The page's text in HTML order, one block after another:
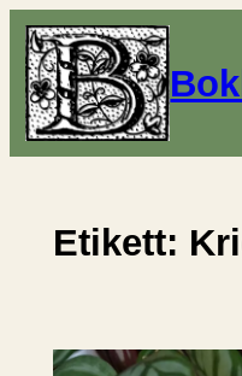
Hoppa
till
innehåll
Etikett: